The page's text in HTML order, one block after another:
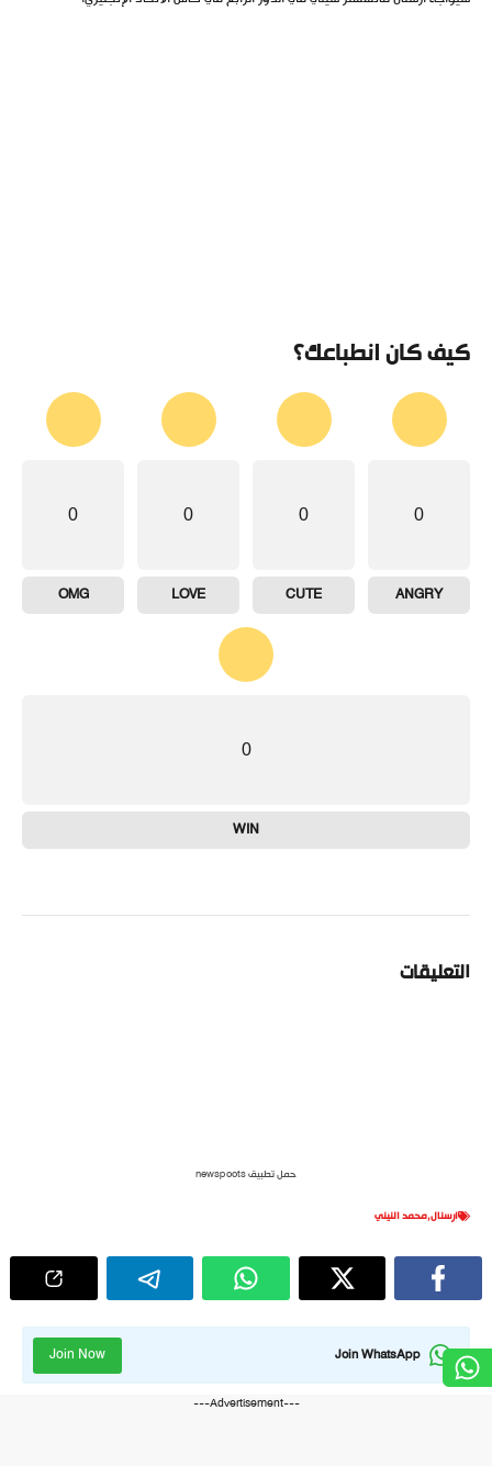
كيف كان انطباعك؟
0
ANGRY
0
CUTE
0
LOVE
0
OMG
0
WIN
التعليقات
حمل تطبيق newspoots
ارسنال,محمد النيني
Join WhatsApp
Join Now
---Advertisement---